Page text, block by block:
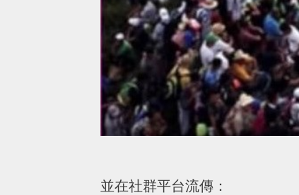
並在社群平台流傳：